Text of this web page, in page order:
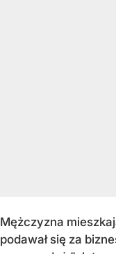
Mężczyzna
podawał się za